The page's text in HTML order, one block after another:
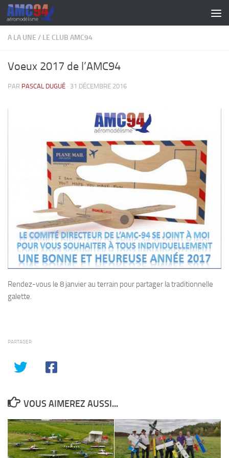
Skip to content
A LA UNE / LE CLUB AMC94
Voeux 2017 de l’AMC94
PAR PASCAL DUGUÉ · 31 DÉCEMBRE 2016
Rendez-vous le 8 janvier au terrain pour partager la traditionnelle
galette.
PARTAGER
VOUS AIMEREZ AUSSI...